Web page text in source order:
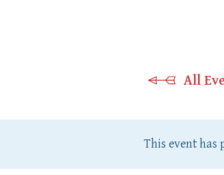
All
This event has